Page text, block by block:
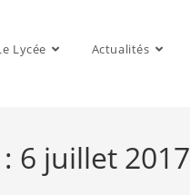
Lycée Actualités
6 juillet 2017